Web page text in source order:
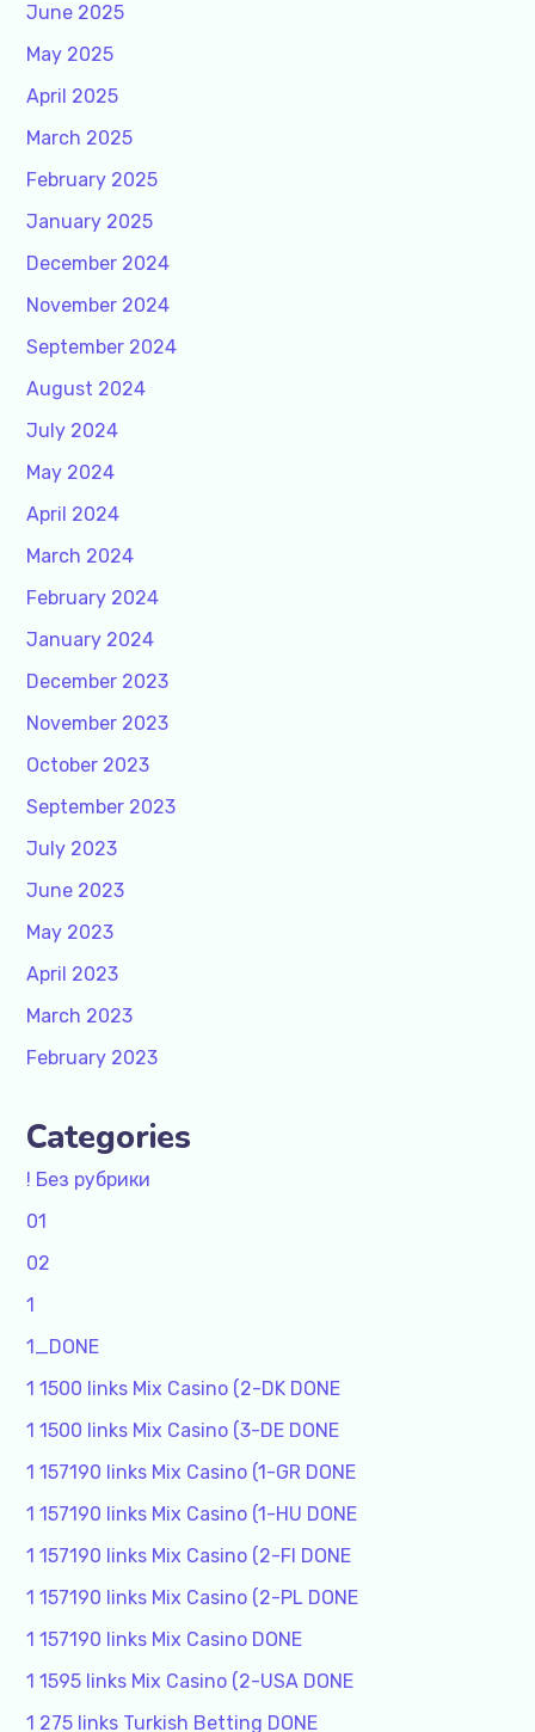
June 2025
May 2025
April 2025
March 2025
February 2025
January 2025
December 2024
November 2024
September 2024
August 2024
July 2024
May 2024
April 2024
March 2024
February 2024
January 2024
December 2023
November 2023
October 2023
September 2023
July 2023
June 2023
May 2023
April 2023
March 2023
February 2023
Categories
! Без рубрики
01
02
1
1_DONE
1 1500 links Mix Casino (2-DK DONE
1 1500 links Mix Casino (3-DE DONE
1 157190 links Mix Casino (1-GR DONE
1 157190 links Mix Casino (1-HU DONE
1 157190 links Mix Casino (2-FI DONE
1 157190 links Mix Casino (2-PL DONE
1 157190 links Mix Casino DONE
1 1595 links Mix Casino (2-USA DONE
1 275 links Turkish Betting DONE